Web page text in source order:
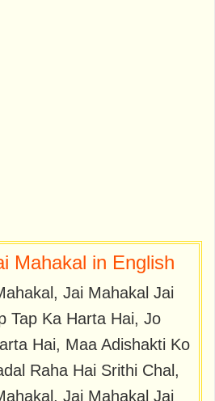
Mahakal in English
Jai Mahakal Jai
Tap Ka Harta Hai, Jo
Hai, Maa Adishakti Ko
Raha Hai Srithi Chal,
Jai Mahakal Jai